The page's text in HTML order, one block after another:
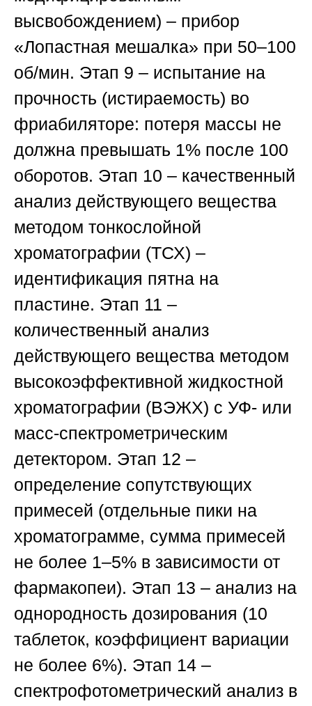
высвобождением) – прибор
«Лопастная мешалка» при 50–100
об/мин. Этап 9 – испытание на
прочность (истираемость) во
фриабиляторе: потеря массы не
должна превышать 1% после 100
оборотов. Этап 10 – качественный
анализ действующего вещества
методом тонкослойной
хроматографии (ТСХ) –
идентификация пятна на
пластине. Этап 11 –
количественный анализ
действующего вещества методом
высокоэффективной жидкостной
хроматографии (ВЭЖХ) с УФ- или
масс-спектрометрическим
детектором. Этап 12 –
определение сопутствующих
примесей (отдельные пики на
хроматограмме, сумма примесей
не более 1–5% в зависимости от
фармакопеи). Этап 13 – анализ на
однородность дозирования (10
таблеток, коэффициент вариации
не более 6%). Этап 14 –
спектрофотометрический анализ в